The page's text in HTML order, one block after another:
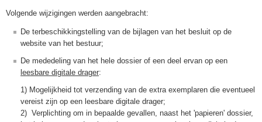
Volgende wijzigingen werden aangebracht:
De terbeschikkingstelling van de bijlagen van het besluit op de
website van het bestuur;
De mededeling van het hele dossier of een deel ervan op een
leesbare digitale drager:
1) Mogelijkheid tot verzending van de extra exemplaren die eventueel
vereist zijn op een leesbare digitale drager;
2) Verplichting om in bepaalde gevallen, naast het 'papieren' dossier,